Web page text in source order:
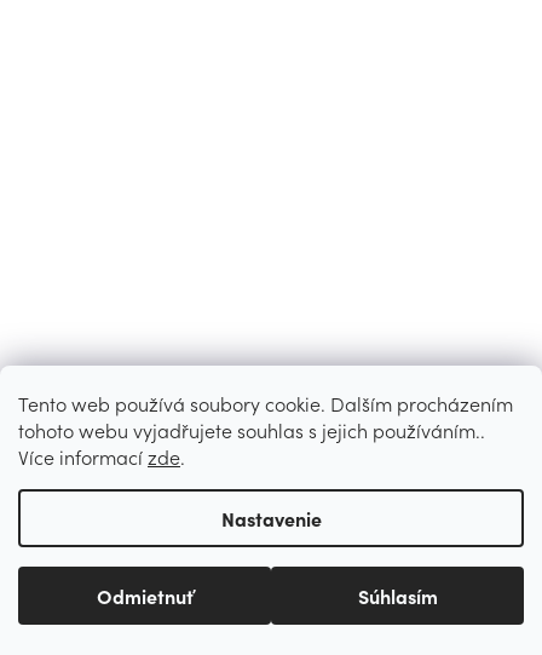
Tento web používá soubory cookie. Dalším procházením
tohoto webu vyjadřujete souhlas s jejich používáním..
Více informacízde.
Nastavenie
Odmietnuť Súhlasím